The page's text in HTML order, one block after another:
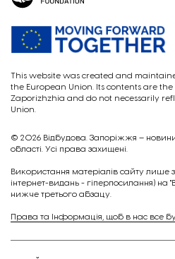
This website was created and
the European Union. Its contents are
Zaporizhzhia and do not necessarily
Union.
© 2026 Відбудова. Запоріжжя –
області. Усі права захищені.
Викориcтання матеріалів сайту лише
інтернет-видань - гіперпосилання) на
нижче третього абзацу.
Права та Інформація, щоб в нас все